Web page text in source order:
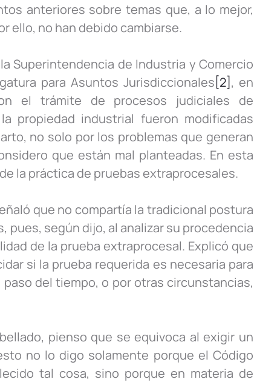
anteriores sobre temas que, a lo mejor,
ello, no han debido cambiarse.
Superintendencia de Industria y Comercio
para Asuntos Jurisdiccionales[2], en
el trámite de procesos judiciales de
propiedad industrial fueron modificadas
no solo por los problemas que generan
que están mal planteadas. En esta
la práctica de pruebas extraprocesales.
que no compartía la tradicional postura
según dijo, al analizar su procedencia
de la prueba extraprocesal. Explicó que
si la prueba requerida es necesaria para
del tiempo, o por otras circunstancias,
pienso que se equivoca al exigir un
no lo digo solamente porque el Código
tal cosa, sino porque en materia de